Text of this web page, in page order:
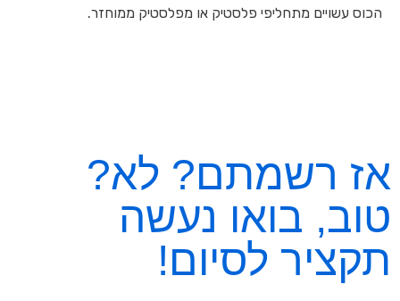
הכוס עשויים מתחליפי פלסטיק או מפלסטיק ממוחזר.
אז רשמתם? לא?
טוב, בואו נעשה
תקציר לסיום!